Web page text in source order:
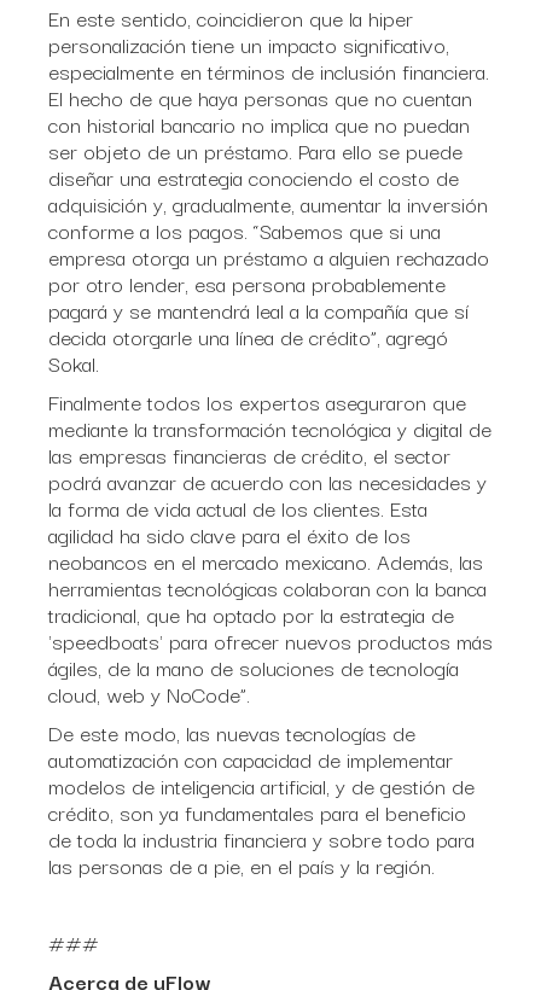
En este sentido, coincidieron que la hiper
personalización tiene un impacto significativo,
especialmente en términos de inclusión financiera.
El hecho de que haya personas que no cuentan
con historial bancario no implica que no puedan
ser objeto de un préstamo. Para ello se puede
diseñar una estrategia conociendo el costo de
adquisición y, gradualmente, aumentar la inversión
conforme a los pagos. “Sabemos que si una
empresa otorga un préstamo a alguien rechazado
por otro lender, esa persona probablemente
pagará y se mantendrá leal a la compañía que sí
decida otorgarle una línea de crédito”, agregó
Sokal.
Finalmente todos los expertos aseguraron que
mediante la transformación tecnológica y digital de
las empresas financieras de crédito, el sector
podrá avanzar de acuerdo con las necesidades y
la forma de vida actual de los clientes. Esta
agilidad ha sido clave para el éxito de los
neobancos en el mercado mexicano. Además, las
herramientas tecnológicas colaboran con la banca
tradicional, que ha optado por la estrategia de
'speedboats' para ofrecer nuevos productos más
ágiles, de la mano de soluciones de tecnología
cloud, web y NoCode”.
De este modo, las nuevas tecnologías de
automatización con capacidad de implementar
modelos de inteligencia artificial, y de gestión de
crédito, son ya fundamentales para el beneficio
de toda la industria financiera y sobre todo para
las personas de a pie, en el país y la región.
###
Acerca de uFlow